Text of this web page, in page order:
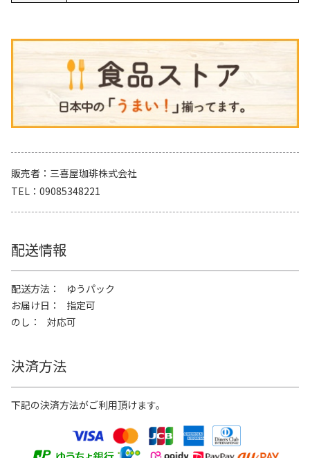
販売者
三喜屋珈琲株式会社
TEL
09085348221
配送情報
配送方法
ゆうパック
お届け日
指定可
のし
対応可
決済方法
下記の決済方法がご利用頂けます。